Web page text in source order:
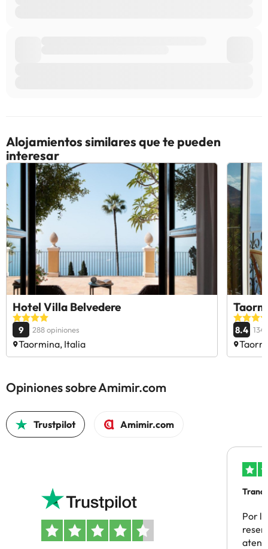
Alojamientos similares que te pueden
interesar
Hotel Villa Belvedere
9 288 opiniones
Taormina, Italia
8.4
Opiniones sobre Amimir.com
Trustpilot Amimir.com
Por